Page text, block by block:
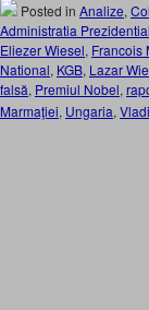
Posted in Analize,
Administratia
Eliezer Wiesel, Francois
National, KGB, Lazar
falsă, Premiul Nobel,
Marmaţiei, Ungaria,